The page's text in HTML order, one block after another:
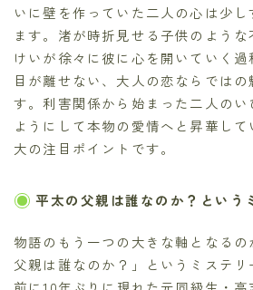
いに壁を作っていた二人の心は少
ます。渚が時折見せる子供のような
けいが徐々に彼に心を開いていく過
目が離せない、大人の恋ならでは
す。利害関係から始まった二人の
ようにして本物の愛情へと昇華し
大の注目ポイントです。
平太の父親は誰なのか？という
物語のもう一つの大きな軸となる
父親は誰なのか？」というミステ